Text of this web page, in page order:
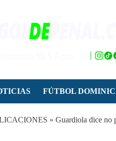
FÚTBOL
» Guardiola dice no